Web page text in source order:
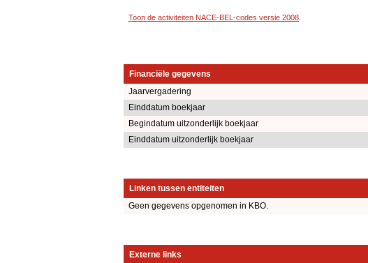
Toon de activiteiten NACE-BEL-codes versie 2008
Financiële gegevens
Jaarvergadering
Einddatum boekjaar
Begindatum uitzonderlijk boekjaar
Einddatum uitzonderlijk boekjaar
Linken tussen entiteiten
Geen gegevens opgenomen in KBO.
Externe links